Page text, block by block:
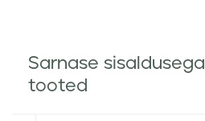
Sarnase sisaldusega
tooted